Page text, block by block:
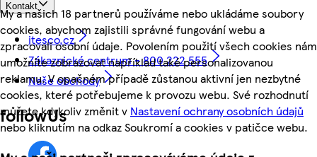
My a našich 18 partnerů používáme nebo ukládáme soubory
cookies, abychom zajistili správné fungování webu a
zpracovali osobní údaje. Povolením použití všech cookies nám
umožníte zobrazovat například také personalizovanou
reklamu. V opačném případě zůstanou aktivní jen nezbytné
cookies, které potřebujeme k provozu webu. Své rozhodnutí
můžete kdykoliv změnit v Nastavení ochrany osobních údajů
nebo kliknutím na odkaz Soukromí a cookies v patičce webu.
Kontakt
itesco.cz
Zákaznické centrum - 800 222 555
Naše obchody
followUs